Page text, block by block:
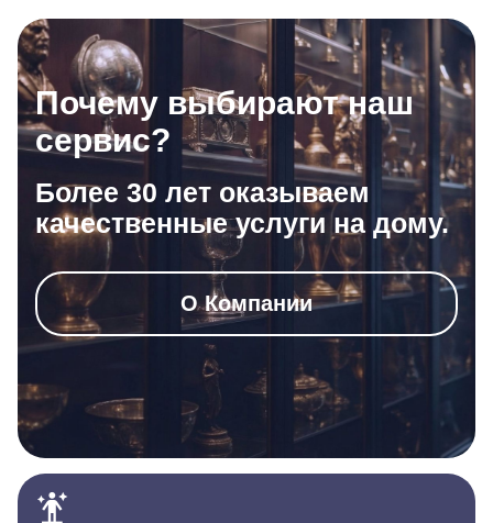
Почему выбирают наш
сервис?
Более 30 лет оказываем
качественные услуги на дому.
О Компании